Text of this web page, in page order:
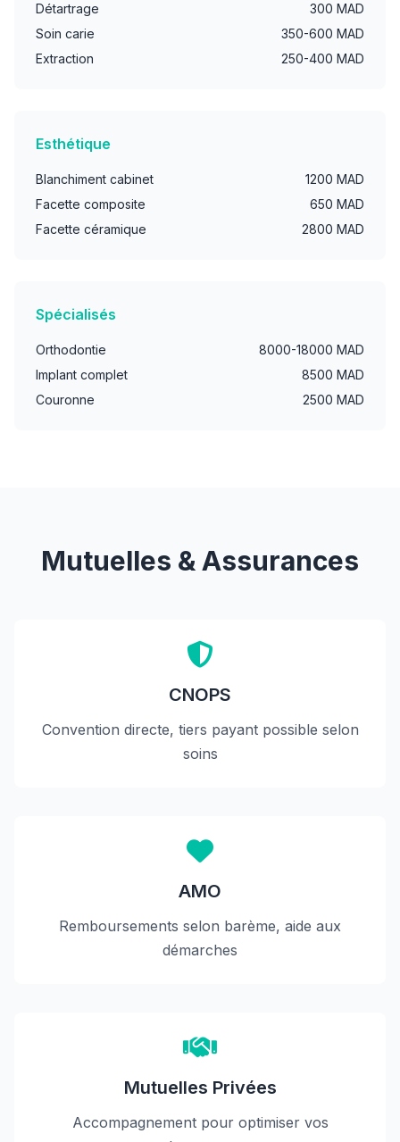
Détartrage
300 MAD
Soin carie
350-600 MAD
Extraction
250-400 MAD
Esthétique
Blanchiment cabinet
1200 MAD
Facette composite
650 MAD
Facette céramique
2800 MAD
Spécialisés
Orthodontie
8000-18000 MAD
Implant complet
8500 MAD
Couronne
2500 MAD
Mutuelles & Assurances
CNOPS
Convention directe, tiers payant possible selon
soins
AMO
Remboursements selon barème, aide aux
démarches
Mutuelles Privées
Accompagnement pour optimiser vos